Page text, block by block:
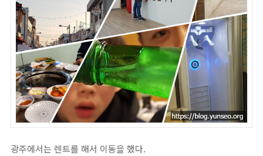
광주에서는 렌트를 해서 이동을 했다.